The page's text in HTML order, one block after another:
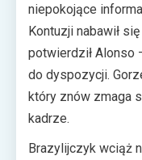
niepokojące
Kontuzji nabawił
potwierdził Alonso
do dyspozycji.
który znów zmaga
kadrze.
Brazylijczyk wciąż